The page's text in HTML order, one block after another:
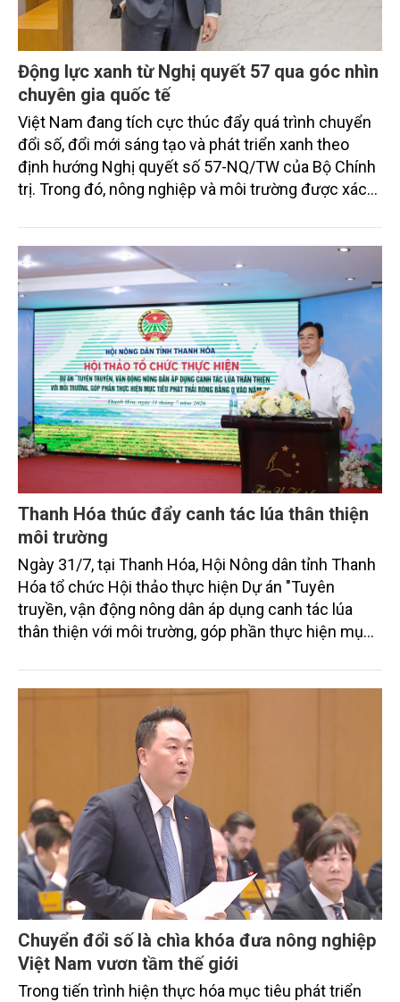
Động lực xanh từ Nghị quyết 57 qua góc nhìn
chuyên gia quốc tế
Việt Nam đang tích cực thúc đẩy quá trình chuyển
đổi số, đổi mới sáng tạo và phát triển xanh theo
định hướng Nghị quyết số 57-NQ/TW của Bộ Chính
trị. Trong đó, nông nghiệp và môi trường được xác
sắc bởi các tiến bộ công nghệ và cam kết bền vững
toàn cầu, đặc biệt là mục tiêu đưa phát thải ròng
bằng 0 (Net-Zero) vào năm 2050.
Thanh Hóa thúc đẩy canh tác lúa thân thiện
môi trường
Ngày 31/7, tại Thanh Hóa, Hội Nông dân tỉnh Thanh
Hóa tổ chức Hội thảo thực hiện Dự án "Tuyên
truyền, vận động nông dân áp dụng canh tác lúa
thân thiện với môi trường, góp phần thực hiện mục
trình thu hút sự tham gia của đông đảo đại biểu đến
từ các cơ quan quản lý nhà nước, đơn vị nghiên cứu,
doanh nghiệp, hợp tác xã và nông dân đang trực
tiếp triển khai mô hình sản xuất lúa phát thải thấp.
Chuyển đổi số là chìa khóa đưa nông nghiệp
Việt Nam vươn tầm thế giới
Trong tiến trình hiện thực hóa mục tiêu phát triển